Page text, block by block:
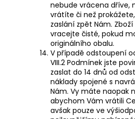
nebude vrácena dříve,
vrátíte či než
zaslání zpět Nám.
vracejte čisté, pokud
originálního obalu.
V případě odstoupení
VIII.2 Podmínek jste
zaslat do 14 dnů od
náklady spojené s
Nám. Vy máte naopak
abychom Vám vrátili
avšak pouze ve